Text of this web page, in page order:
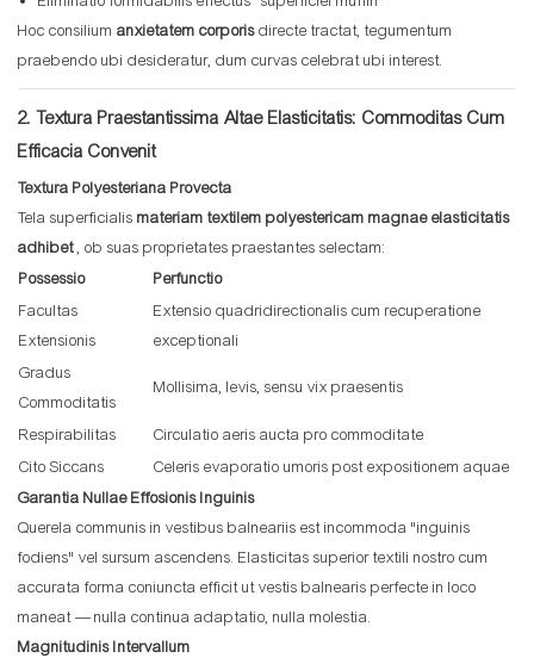
Hoc consilium anxietatem corporisdirecte tractat, tegumentum
praebendo ubi desideratur, dum curvas celebrat ubi interest.
2. Textura Praestantissima Altae Elasticitatis: Commoditas Cum
Efficacia Convenit
Textura Polyesteriana Provecta
Tela superficialis materiam textilem polyestericam magnae elasticitatis
adhibet, ob suas proprietates praestantes selectam:
Possessio
Perfunctio
Facultas
Extensionis
Extensio quadridirectionalis cum recuperatione
exceptionali
Gradus
Commoditatis
Mollisima, levis, sensu vix praesentis
Respirabilitas
Circulatio aeris aucta pro commoditate
Cito Siccans
Celeris evaporatio umoris post expositionem aquae
Garantia Nullae Effosionis Inguinis
Querela communis in vestibus balneariis est incommoda "inguinis
fodiens" vel sursum ascendens. Elasticitas superior textili nostro cum
accurata forma coniuncta efficit ut vestis balnearis perfecte in loco
maneat — nulla continua adaptatio, nulla molestia.
Magnitudinis Intervallum